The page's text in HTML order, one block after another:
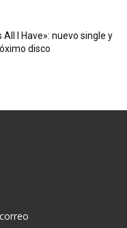
All I Have»: nuevo single y
disco